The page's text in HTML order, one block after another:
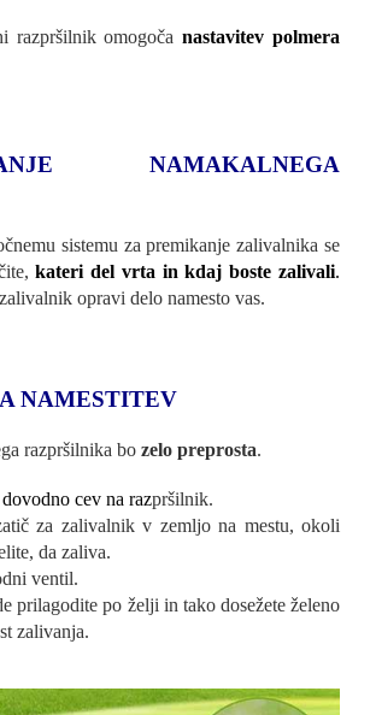
razpršilnik omogočanastavitev polmera
NAMAKALNEGA
sistemu za premikanje zalivalnika se
kateridel vrta in kdaj boste zalivali.
opravi delo namesto vas.
NAMESTITEV
razpršilnika bo zelo preprosta.
cev na razpršilnik.
za zalivalnik v zemljo na mestu, okoli
da zaliva.
ventil.
prilagodite po želji in tako dosežete želeno
zalivanja.